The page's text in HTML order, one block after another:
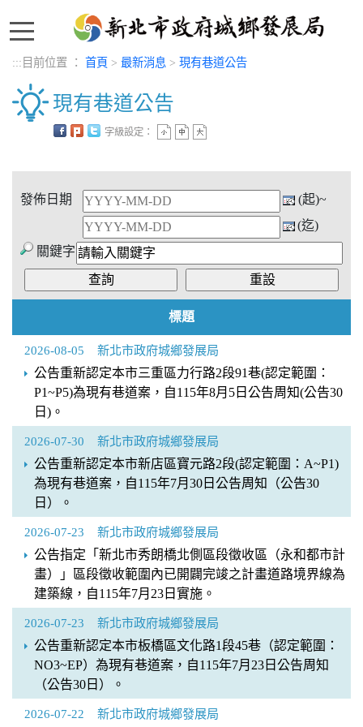
::: 目前位置 ： 首頁 > 最新消息 > 現有巷道公告
現有巷道公告
字級設定：
發佈日期
(起)~
(迄)
關鍵字
標題
公告重新認定本市三重區力行路2段91巷(認定範圍：
P1~P5)為現有巷道案，自115年8月5日公告周知(公告30
日)。
新北市政府城鄉發展局
2026-08-05
公告重新認定本市新店區寶元路2段(認定範圍：A~P1)
為現有巷道案，自115年7月30日公告周知（公告30
日）。
新北市政府城鄉發展局
2026-07-30
公告指定「新北市秀朗橋北側區段徵收區（永和都市計
畫）」區段徵收範圍內已開闢完竣之計畫道路境界線為
建築線，自115年7月23日實施。
新北市政府城鄉發展局
2026-07-23
公告重新認定本市板橋區文化路1段45巷（認定範圍：
NO3~EP）為現有巷道案，自115年7月23日公告周知
（公告30日）。
新北市政府城鄉發展局
2026-07-23
新北市政府城鄉發展局
2026-07-22